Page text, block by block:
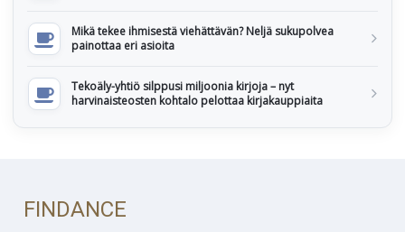
Mikä tekee ihmisestä viehättävän? Neljä sukupolvea
painottaa eri asioita
Tekoäly-yhtiö silppusi miljoonia kirjoja – nyt
harvinaisteosten kohtalo pelottaa kirjakauppiaita
FINDANCE